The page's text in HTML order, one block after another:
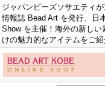
ジャパンビーズソサエティ
情報誌 Bead Art を発行、日
Show を主催！海外の新し
けの魅力的なアイテムをご紹